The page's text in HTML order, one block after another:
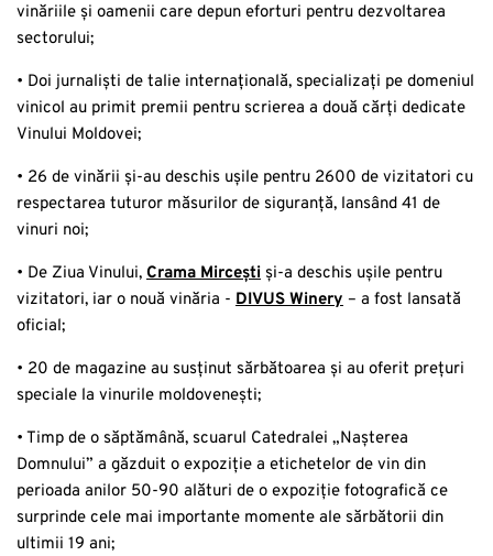
vinăriile și oamenii care depun eforturi pentru dezvoltarea
sectorului;
• Doi jurnaliști de talie internațională, specializați pe domeniul
vinicol au primit premii pentru scrierea a două cărți dedicate
Vinului Moldovei;
• 26 de vinării și-au deschis ușile pentru 2600 de vizitatori cu
respectarea tuturor măsurilor de siguranță, lansând 41 de
vinuri noi;
• De Ziua Vinului, Crama Mircești și-a deschis ușile pentru
vizitatori, iar o nouă vinăria - DIVUS Winery – a fost lansată
oficial;
• 20 de magazine au susținut sărbătoarea și au oferit prețuri
speciale la vinurile moldovenești;
• Timp de o săptămână, scuarul Catedralei „Nașterea
Domnului” a găzduit o expoziție a etichetelor de vin din
perioada anilor 50-90 alături de o expoziție fotografică ce
surprinde cele mai importante momente ale sărbătorii din
ultimii 19 ani;